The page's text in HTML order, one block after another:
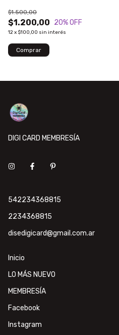
$1.200,00
$1.500,00
20% OFF
12x $100,00 sin interés
DIGI CARD MEMBRESÍA
542234368815
2234368815
disedigicard@gmail.com.ar
Inicio
LO MÁS NUEVO
MEMBRESÍA
Facebook
Instagram